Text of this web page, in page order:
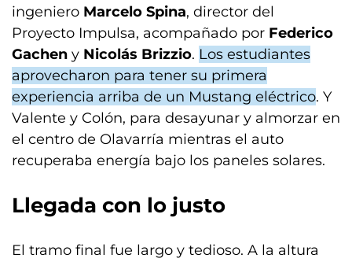
ingeniero Marcelo Spina, director del
Proyecto Impulsa, acompañado por Federico
Gachen y Nicolás Brizzio. Los estudiantes
aprovecharon para tener su primera
experiencia arriba de un Mustang eléctrico. Y
Valente y Colón, para desayunar y almorzar en
el centro de Olavarría mientras el auto
recuperaba energía bajo los paneles solares.
Llegada con lo justo
El tramo final fue largo y tedioso. A la altura